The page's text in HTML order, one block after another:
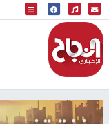
البث المباشر
إذاعة النجاح